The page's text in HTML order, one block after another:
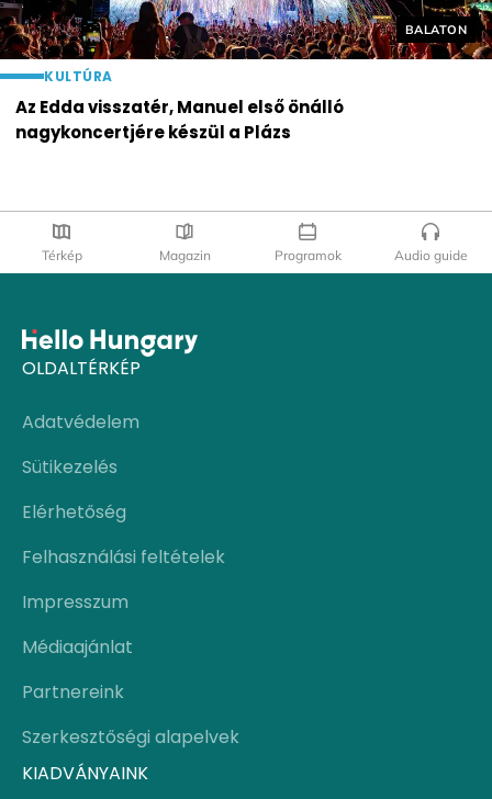
Helyszín
BALATON
KULTÚRA
Az Edda visszatér, Manuel első önálló
nagykoncertjére készül a Plázs
Térkép Magazin Programok Audio guide
OLDALTÉRKÉP
Adatvédelem
Sütikezelés
Elérhetőség
Felhasználási feltételek
Impresszum
Médiaajánlat
Partnereink
Szerkesztőségi alapelvek
KIADVÁNYAINK